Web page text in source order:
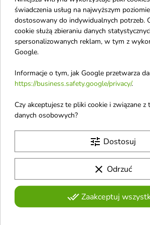
Neboa 2w1
koloryzująca Maska do
Czerń 100 ml
Neboa Satynowa Czerń pogłębia
odżywia je dzięki emolientom,
olejom i wegańskiej formule
ml
i
favorite_border
świadczenia usług na najwyższym
dostosowany do indywidualnych potrzeb.
cookie służą zbieraniu danych
spersonalizowanych reklam, w tym z
Google.
Informacje o tym, jak Google przetwarza
https://business.safety.google/privacy/.
Czy akceptujesz te pliki cookie i związane
danych osobowych?
tune Dostosuj
clear Odrzuć
done_allZaakceptuj